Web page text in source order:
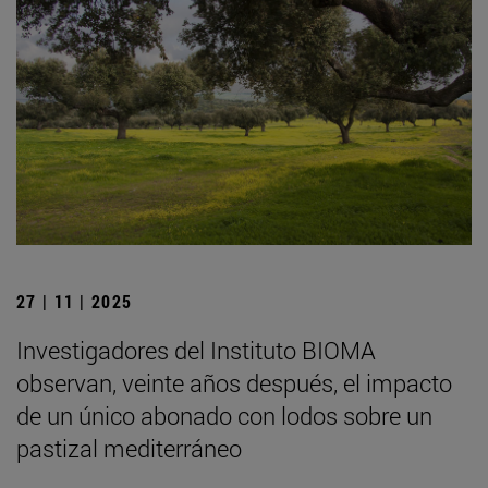
27 | 11 | 2025
Investigadores del Instituto BIOMA
observan, veinte años después, el impacto
de un único abonado con lodos sobre un
pastizal mediterráneo